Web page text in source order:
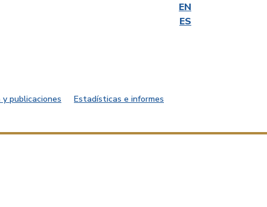
EN
ES
publicaciones Estadísticas e informes